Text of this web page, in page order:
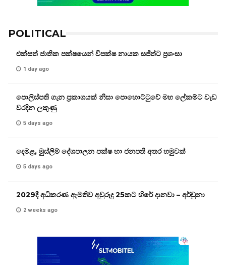
POLITICAL
එක්සත් ජාතික පක්ෂයෙන් විපක්ෂ නායක සජිත්ට ප්‍රශංසා
1 day ago
පොලිස්පති ගැන ප්‍රකාශයක් නිසා පොහොට්ටුවේ මහ ලේකම්ට වැඩ
වරදින ලකුණු
5 days ago
දෙමළ, මුස්ලිම් දේශපාලන පක්ෂ හා ජනපති අතර හමුවක්
5 days ago
2029දී අධිකරණ ඇමතිව අවුරුදු 25කට හිරේ දානවා – අර්චුනා
2 weeks ago